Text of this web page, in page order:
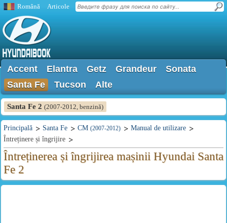
Română Articole
Accent Elantra Getz Grandeur
Sonata
Santa Fe
Tucson Alte
Santa Fe 2 (2007-2012, benzină)
Principală Santa Fe CM (2007-2012)
Manual de utilizare
Întreținere și îngrijire
Întreținerea și îngrijirea mașinii Hyundai Santa
Fe 2